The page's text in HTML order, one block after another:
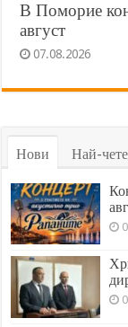
В Поморие
август
07.08.2026
Нови Най-